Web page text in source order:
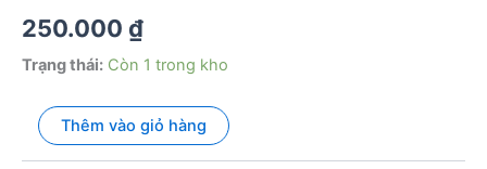
250.000 ₫
Trạng thái: Còn 1 trong kho
Túi
vận
chuyển
Thêm vào giỏ hàng